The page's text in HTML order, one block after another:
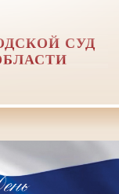
СУД